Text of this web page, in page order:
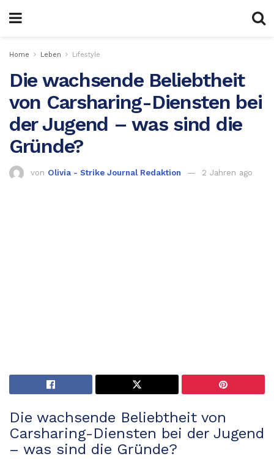
Home Leben Lifestyle
Die wachsende Beliebtheit
von Carsharing-Diensten bei
der Jugend – was sind die
Gründe?
von Olivia - Strike Journal Redaktion 2 Jahren ago
Die wachsende Beliebtheit von
Carsharing-Diensten bei der Jugend
– was sind die Gründe?